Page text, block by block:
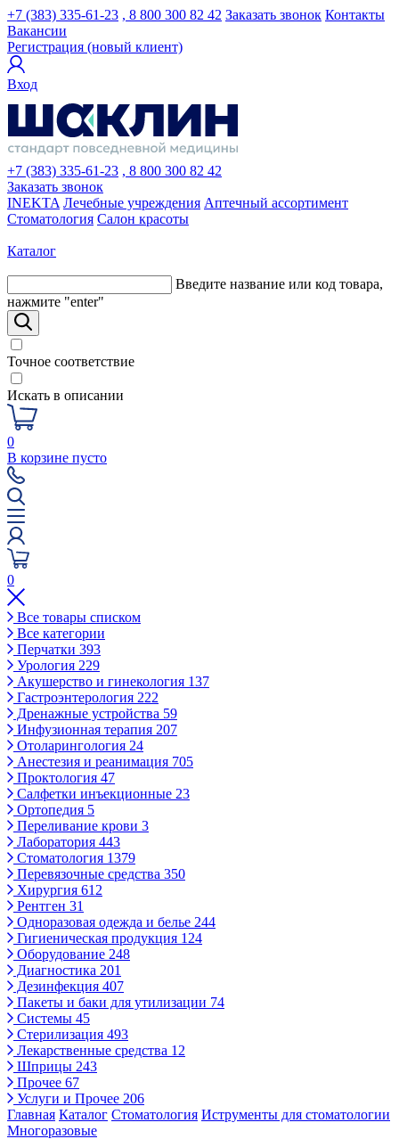
+7 (383) 335-61-23 , 8 800 300 82 42 Заказать звонок Контакты
Вакансии
Регистрация (новый клиент)
Вход
+7 (383) 335-61-23 , 8 800 300 82 42
Заказать звонок
INEKTA Лечебные учреждения Аптечный ассортимент
Стоматология Салон красоты
Каталог
Введите название или код товара,
нажмите "enter"
Точное соответствие
Искать в описании
0
В корзине пусто
0
Все товары списком
Все категории
Перчатки 393
Урология 229
Акушерство и гинекология 137
Гастроэнтерология 222
Дренажные устройства 59
Инфузионная терапия 207
Отоларингология 24
Анестезия и реанимация 705
Проктология 47
Салфетки инъекционные 23
Ортопедия 5
Переливание крови 3
Лаборатория 443
Стоматология 1379
Перевязочные средства 350
Хирургия 612
Рентген 31
Одноразовая одежда и белье 244
Гигиеническая продукция 124
Оборудование 248
Диагностика 201
Дезинфекция 407
Пакеты и баки для утилизации 74
Системы 45
Стерилизация 493
Лекарственные средства 12
Шприцы 243
Прочее 67
Услуги и Прочее 206
Главная Каталог Стоматология Иструменты для стоматологии
Многоразовые